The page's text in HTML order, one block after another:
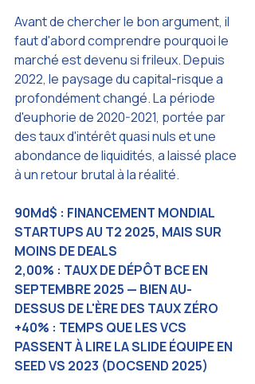
Avant de chercher le bon argument, il
faut d'abord comprendre pourquoi le
marché est devenu si frileux. Depuis
2022, le paysage du capital-risque a
profondément changé. La période
d'euphorie de 2020-2021, portée par
des taux d'intérêt quasi nuls et une
abondance de liquidités, a laissé place
à un retour brutal à la réalité.
90Md$ : FINANCEMENT MONDIAL
STARTUPS AU T2 2025, MAIS SUR
MOINS DE DEALS
2,00% : TAUX DE DÉPÔT BCE EN
SEPTEMBRE 2025 — BIEN AU-
DESSUS DE L'ÈRE DES TAUX ZÉRO
+40% : TEMPS QUE LES VCS
PASSENT À LIRE LA SLIDE ÉQUIPE EN
SEED VS 2023 (DOCSEND 2025)